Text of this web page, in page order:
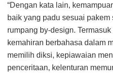
“Dengan kata lain,
baik yang padu sesuai
rumpang by-design.
kemahiran berbahasa dalam
memilih diksi, kepiawaian
penceritaan, kelenturan